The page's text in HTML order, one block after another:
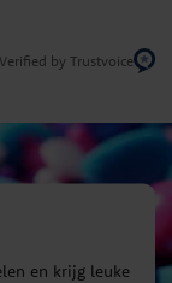
Verified by Trustvoice
en krijg leuke